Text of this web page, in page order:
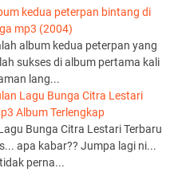
kedua peterpan bintang di
mp3 (2004)
album kedua peterpan yang
sukses di album pertama kali
lang...
Lagu Bunga Citra Lestari
Album Terlengkap
Bunga Citra Lestari Terbaru
apa kabar?? Jumpa lagi ni...
perna...